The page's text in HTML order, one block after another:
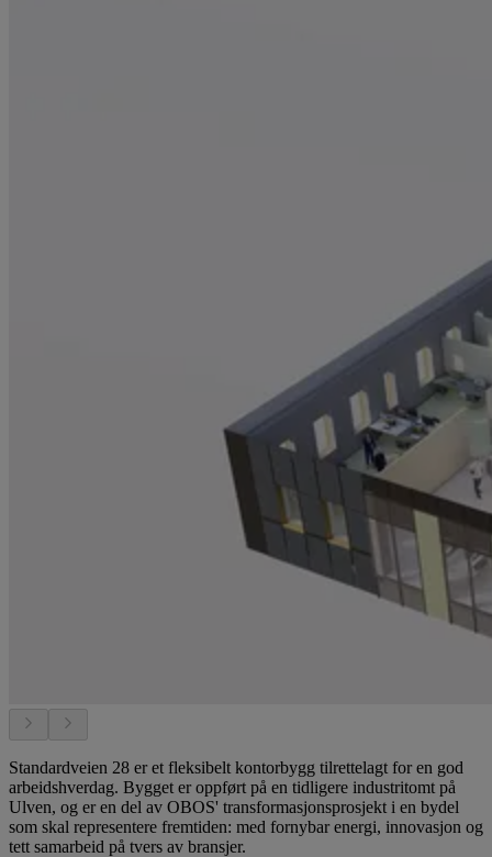
Standardveien 28 er et fleksibelt kontorbygg tilrettelagt for en god
arbeidshverdag. Bygget er oppført på en tidligere industritomt på
Ulven, og er en del av OBOS' transformasjonsprosjekt i en bydel
som skal representere fremtiden: med fornybar energi, innovasjon og
tett samarbeid på tvers av bransjer.